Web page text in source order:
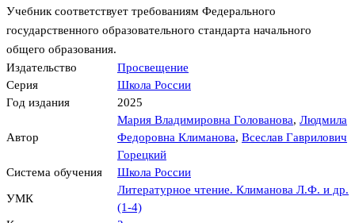
Учебник соответствует требованиям Федерального
государственного образовательного стандарта начального
общего образования.
Издательство
Просвещение
Серия
Школа России
Год издания
2025
Автор
Мария Владимировна Голованова, Людмила
Федоровна Климанова, Всеслав Гаврилович
Горецкий
Система обучения
Школа России
УМК
Литературное чтение. Климанова Л.Ф. и др.
(1-4)